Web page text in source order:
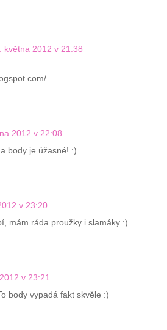
května 2012 v 21:38
2012 v 22:08
body je úžasné! :)
v 23:20
mám ráda proužky i slamáky :)
v 23:21
body vypadá fakt skvěle :)